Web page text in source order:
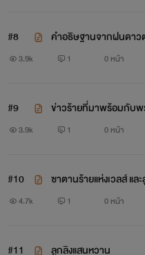
#8 คำอธิษฐานจากฝนดาว
3.9k 1 0 หน้า
#9 ข่าวร้ายที่มาพร้อมกับ
3.9k 1 0 หน้า
#10 ซาตานร้ายแห่งเวลส์ แล
4.7k 1 0 หน้า
#11 ลูกลิงแสนหวาน